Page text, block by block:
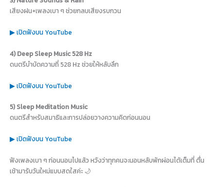
เสียงฝน+เพลงเบา ๆ ช่วยกลบเสียงรบกวน
▶ เปิดฟังบน YouTube
4) Deep Sleep Music 528 Hz
ดนตรีบำบัดความถี่ 528 Hz ช่วยให้หลับลึก
▶ เปิดฟังบน YouTube
5) Sleep Meditation Music
ดนตรีสำหรับสมาธิและการปล่อยวางความคิดก่อนนอน
▶ เปิดฟังบน YouTube
ฟังเพลงเบา ๆ ก่อนนอนไปแล้ว หวังว่าทุกคนจะนอนหลับพักผ่อนได้เต็มที่ ตื่น
เช้ามารับวันใหม่แบบสดใสค่ะ 🌙